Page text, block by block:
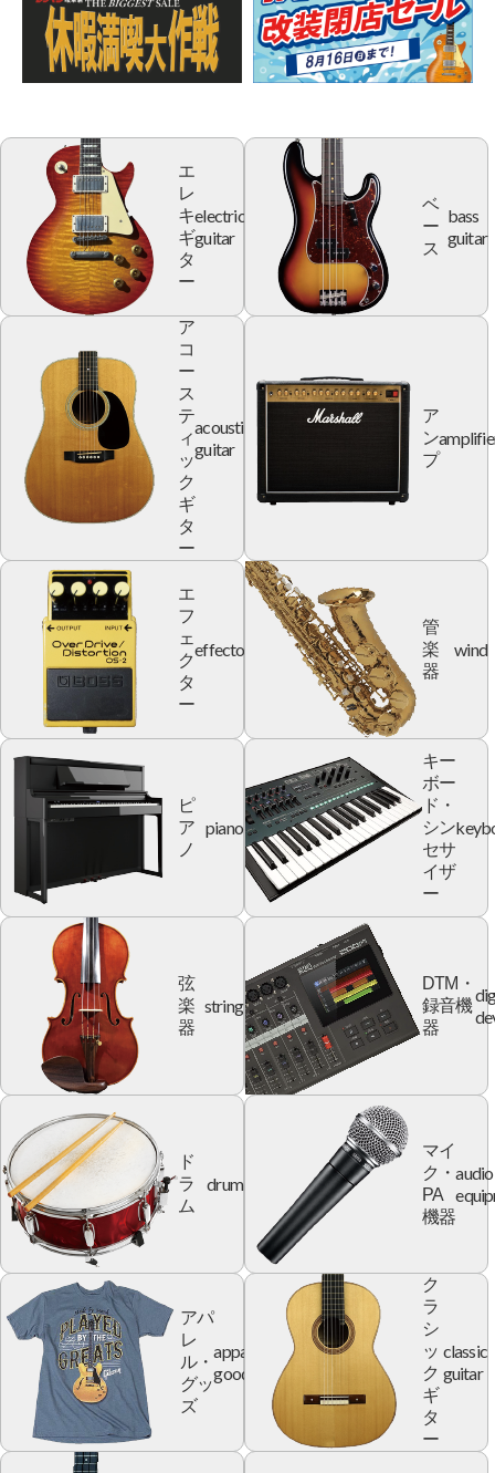
エ
レ
キ
ギ
タ
ー
electric
guitar
ベ
ー
ス
bass
guitar
ア
コ
ー
ス
テ
ィ
ッ
ク
ギ
タ
ー
acoustic
guitar
ア
ン
プ
エ
フ
ェ
ク
タ
ー
effector
管
楽
器
wind
ピ
ア
ノ
piano
キー
ボー
ド・
シン
セサ
イザ
ー
弦
楽
器
string
DTM・
録音機
器
ド
ラ
ム
drum
マイ
ク・
PA
機器
audio
アパ
レ
ル・
グッ
ズ
apparel
goods
ク
ラ
シ
ッ
ク
ギ
タ
ー
classic
guitar